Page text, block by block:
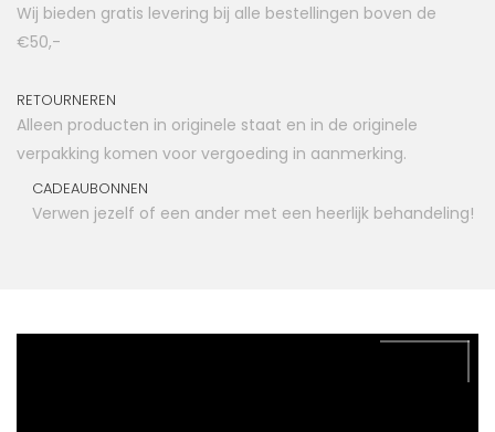
Wij bieden gratis levering bij alle bestellingen boven de
€50,-
RETOURNEREN
Alleen producten in originele staat en in de originele
verpakking komen voor vergoeding in aanmerking.
CADEAUBONNEN
Verwen jezelf of een ander met een heerlijk behandeling!